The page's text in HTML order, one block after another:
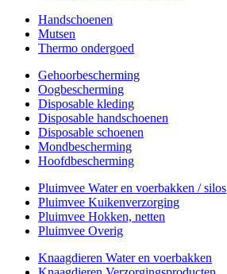
Handschoenen
Mutsen
Thermo ondergoed
Gehoorbescherming
Oogbescherming
Disposable kleding
Disposable handschoenen
Disposable schoenen
Mondbescherming
Hoofdbescherming
Pluimvee Water en voerbakken / silos
Pluimvee Kuikenverzorging
Pluimvee Hokken, netten
Pluimvee Overig
Knaagdieren Water en voerbakken